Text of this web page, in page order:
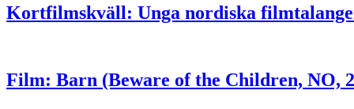
Kortfilmskväll: Unga nordiska
Film: Barn (Beware of the Children, NO,